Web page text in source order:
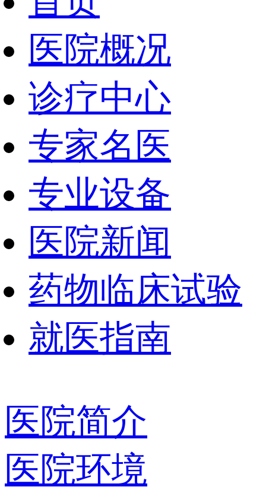
医院概况
诊疗中心
专家名医
专业设备
医院新闻
药物临床试验
就医指南
医院简介
医院环境